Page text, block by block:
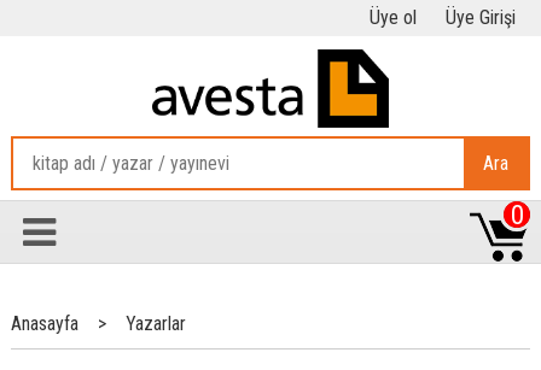
Üye ol Üye Girişi
Ara
0
Anasayfa > Yazarlar